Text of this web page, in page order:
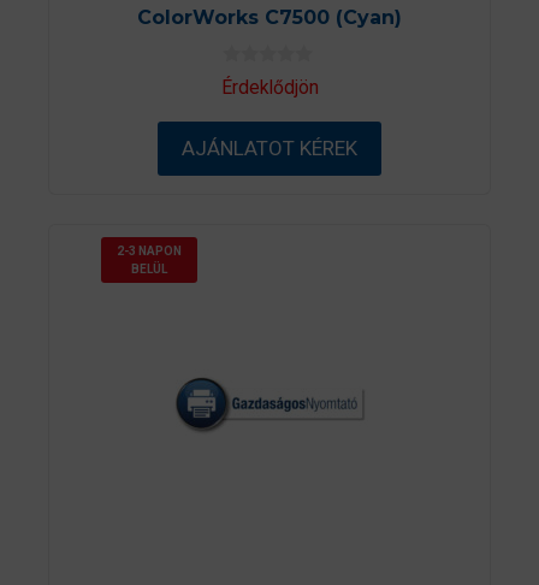
ColorWorks C7500 (Cyan)
0
a
-
ő
Érdeklődjön
AJÁNLATOT KÉREK
2-3 NAPON
BELÜL